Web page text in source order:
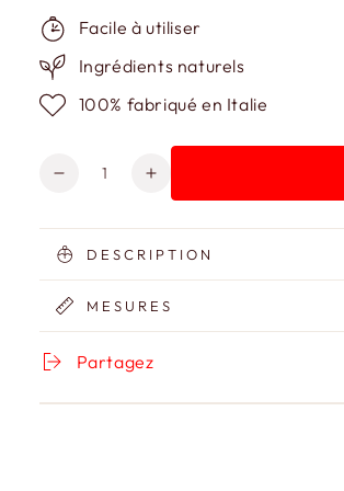
Facile à utiliser
Ingrédients naturels
100% fabriqué en Italie
Quantité
Réduire
quantité
de
Trousse
cosmétique
en
de
Augmenter
quantité
de
Trousse
cosmétique
de
DESCRIPTION
MESURES
Partagez